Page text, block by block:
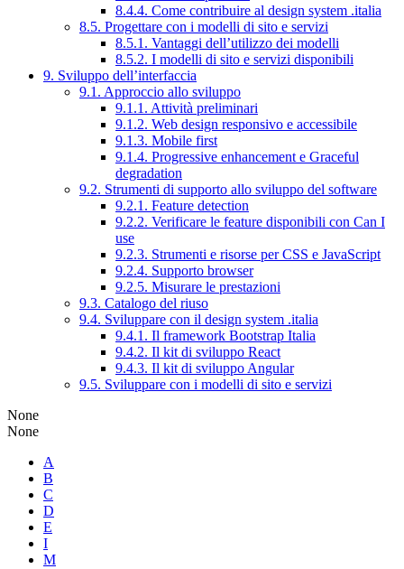
8.4.4. Come contribuire al design system .italia
8.5. Progettare con i modelli di sito e servizi
8.5.1. Vantaggi dell’utilizzo dei modelli
8.5.2. I modelli di sito e servizi disponibili
9. Sviluppo dell’interfaccia
9.1. Approccio allo sviluppo
9.1.1. Attività preliminari
9.1.2. Web design responsivo e accessibile
9.1.3. Mobile first
9.1.4. Progressive enhancement e Graceful
degradation
9.2. Strumenti di supporto allo sviluppo del software
9.2.1. Feature detection
9.2.2. Verificare le feature disponibili con Can I
use
9.2.3. Strumenti e risorse per CSS e JavaScript
9.2.4. Supporto browser
9.2.5. Misurare le prestazioni
9.3. Catalogo del riuso
9.4. Sviluppare con il design system .italia
9.4.1. Il framework Bootstrap Italia
9.4.2. Il kit di sviluppo React
9.4.3. Il kit di sviluppo Angular
9.5. Sviluppare con i modelli di sito e servizi
None
None
A
B
C
D
E
I
M